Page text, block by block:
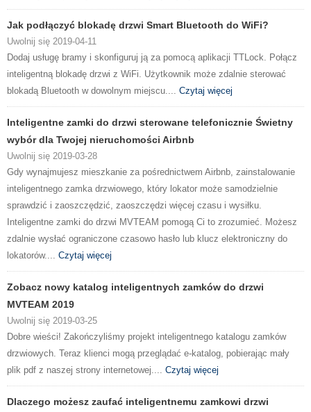
Jak podłączyć blokadę drzwi Smart Bluetooth do WiFi?
Uwolnij się 2019-04-11
Dodaj usługę bramy i skonfiguruj ją za pomocą aplikacji TTLock. Połącz
inteligentną blokadę drzwi z WiFi. Użytkownik może zdalnie sterować
blokadą Bluetooth w dowolnym miejscu.... Czytaj więcej
Inteligentne zamki do drzwi sterowane telefonicznie Świetny
wybór dla Twojej nieruchomości Airbnb
Uwolnij się 2019-03-28
Gdy wynajmujesz mieszkanie za pośrednictwem Airbnb, zainstalowanie
inteligentnego zamka drzwiowego, który lokator może samodzielnie
sprawdzić i zaoszczędzić, zaoszczędzi więcej czasu i wysiłku.
Inteligentne zamki do drzwi MVTEAM pomogą Ci to zrozumieć. Możesz
zdalnie wysłać ograniczone czasowo hasło lub klucz elektroniczny do
lokatorów.... Czytaj więcej
Zobacz nowy katalog inteligentnych zamków do drzwi
MVTEAM 2019
Uwolnij się 2019-03-25
Dobre wieści! Zakończyliśmy projekt inteligentnego katalogu zamków
drzwiowych. Teraz klienci mogą przeglądać e-katalog, pobierając mały
plik pdf z naszej strony internetowej.... Czytaj więcej
Dlaczego możesz zaufać inteligentnemu zamkowi drzwi